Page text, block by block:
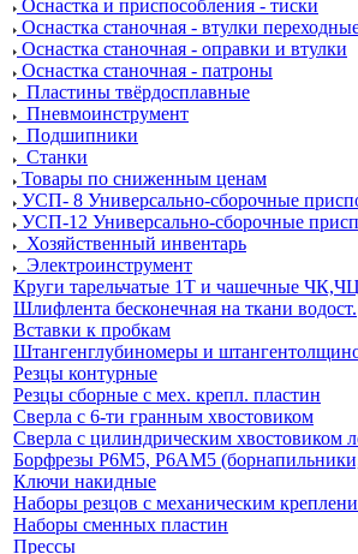
Оснастка и приспособления - тиски
Оснастка станочная - втулки
Оснастка станочная - оправки и втулки
Оснастка станочная - патроны
Пластины твёрдосплавные
Пневмоинструмент
Подшипники
Станки
Товары по сниженным ценам
УСП- 8 Универсально-сборочные
УСП-12 Универсально-сборочные
Хозяйственный инвентарь
Электроинструмент
Круги тарельчатые 1Т и чашечные ЧК,ЧЦ
Шлифлента бесконечная на ткани водост.
Вставки к пробкам
Штангенглубиномеры и
Резцы контурные
Резцы сборные с мех. крепл. пластин
Сверла с 6-ти гранным хвостовиком
Сверла с цилиндрическим хвостовиком
Борфрезы Р6М5, Р6АМ5
Ключи накидные
Наборы резцов с механическим
Наборы сменных пластин
Прессы